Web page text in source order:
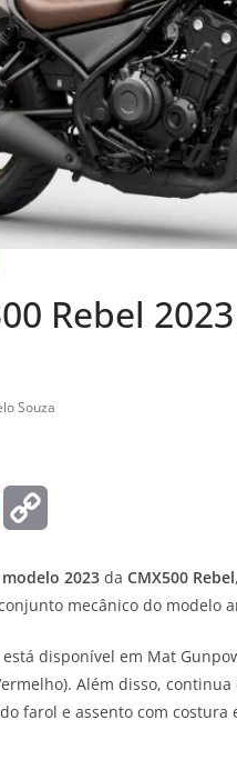
Rebel
Souza
p
L
modelo 2023 da CMX500 Rebel
mecânico do modelo
está disponível em Mat
Além disso,
farol e assento com